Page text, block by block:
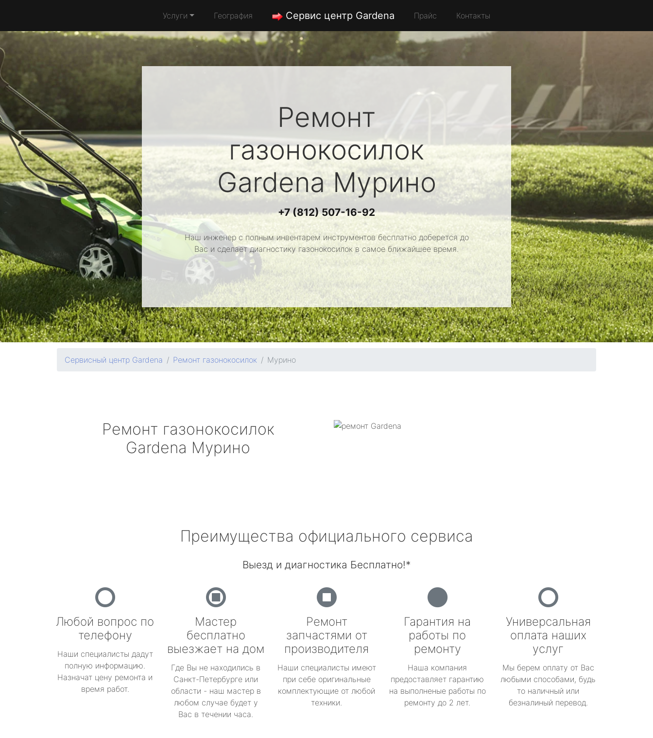
Услуги География Сервис центр Gardena Прайс Контакты
Ремонт
газонокосилок
GardenaМурино
+7 (812) 507-16-92
Наш инженер с полным инвентарем инструментов бесплатно доберется до
Вас и сделает диагностику газонокосилок в самое ближайшее время.
Сервисный центр Gardena Ремонт газонокосилок Мурино
Ремонт газонокосилок
Gardena Мурино
Преимущества официального сервиса
Выезд и диагностика Бесплатно!*
Любой вопрос по
телефону
Наши специалисты дадут
полную информацию.
Назначат цену ремонта и
время работ.
Мастер
бесплатно
выезжает на дом
Где Вы не находились в
Санкт-Петербурге или
области - наш мастер в
любом случае будет у
Вас в течении часа.
Ремонт
запчастями от
производителя
Наши специалисты имеют
при себе оригинальные
комплектующие от любой
техники.
Гарантия на
работы по
ремонту
Наша компания
предоставляет гарантию
на выполненые работы по
ремонту до 2 лет.
Универсальная
оплата наших
услуг
Мы берем оплату от Вас
любыми способами, будь
то наличный или
безналиный перевод.